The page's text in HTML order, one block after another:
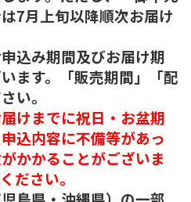
7月上旬以降順次お届け
込み期間及びお届け期
ます。「販売期間」「配
い。
けまでに祝日・お盆期
込内容に不備等があっ
かかることがございま
ださい。